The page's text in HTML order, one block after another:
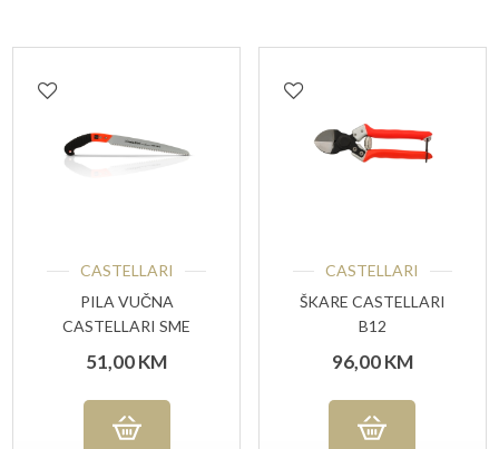
CASTELLARI
PILA VUČNA
CASTELLARI SME
51,00KM
CASTELLARI
ŠKARE CASTELLARI
B12
96,00KM